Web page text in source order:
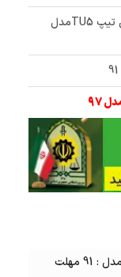
✅ مزایده 600/000/000 تومانی خودرو پژو پارس تیپ TU5مدل
مزایده خودرو یک دستگاه پژو رنگ : نقره ای مدل : 91 مهلت